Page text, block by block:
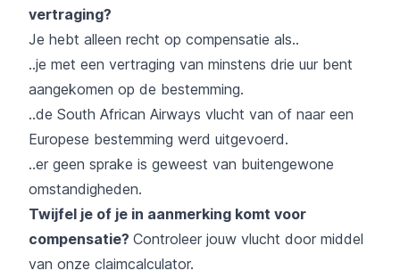
vertraging?
Je hebt alleen recht op compensatie als..
..je met een vertraging van minstens drie uur bent
aangekomen op de bestemming.
..de South African Airways vlucht van of naar een
Europese bestemming werd uitgevoerd.
..er geen sprake is geweest van buitengewone
omstandigheden.
Twijfel je of je in aanmerking komt voor
compensatie? Controleer jouw vlucht door middel
van onze claimcalculator.